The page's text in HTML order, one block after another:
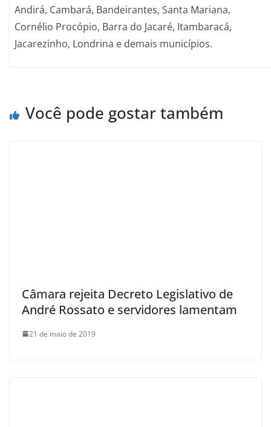
Andirá, Cambará, Bandeirantes, Santa Mariana,
Cornélio Procópio, Barra do Jacaré, Itambaracá,
Jacarezinho, Londrina e demais municípios.
Você pode gostar também
Câmara rejeita Decreto Legislativo de
André Rossato e servidores lamentam
21 de maio de 2019